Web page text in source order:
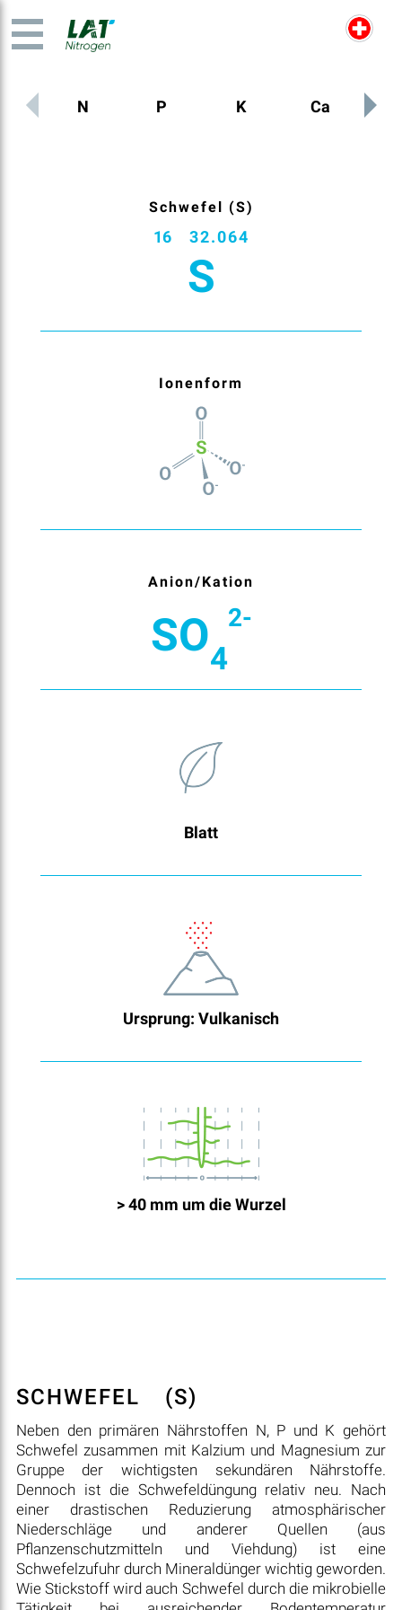
N P K Ca
Schwefel (S)
16 32.064
S
Ionenform
Anion/Kation
SO4
2-
Blatt
Ursprung: Vulkanisch
> 40 mm um die Wurzel
SCHWEFEL (S)
Neben den primären Nährstoffen N, P und K gehört
Schwefel zusammen mit Kalzium und Magnesium zur
Gruppe der wichtigsten sekundären Nährstoffe.
Dennoch ist die Schwefeldüngung relativ neu. Nach
einer drastischen Reduzierung atmosphärischer
Niederschläge und anderer Quellen (aus
Pflanzenschutzmitteln und Viehdung) ist eine
Schwefelzufuhr durch Mineraldünger wichtig geworden.
Wie Stickstoff wird auch Schwefel durch die mikrobielle